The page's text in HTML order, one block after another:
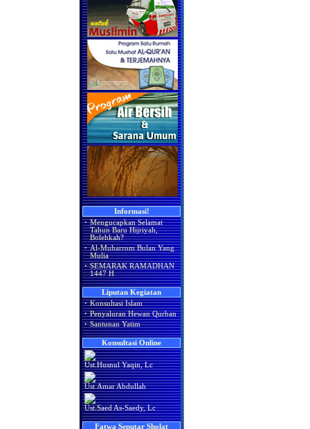
Informasi!
· Mengucapkan Selamat
Tahun Baru Hijriyah,
Bolehkah?
· Al-Muharrom Bulan Yang
Mulia
· SEMARAK RAMADHAN
1447 H
Liputan Kegiatan
· Konsultasi Islam
· Penyaluran Hewan Qurban
· Santunan Yatim
Konsultasi Online
Ust.Husnul Yaqin, Lc
Ust.Amar Abdullah
Ust.Saed As-Saedy, Lc
Fatwa Seputar Sholat